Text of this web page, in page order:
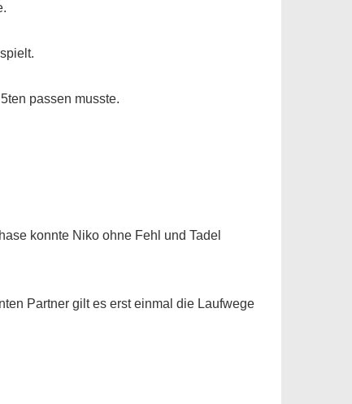
passen musste.
konnte Niko ohne Fehl und Tadel
Partner gilt es erst einmal die Laufwege